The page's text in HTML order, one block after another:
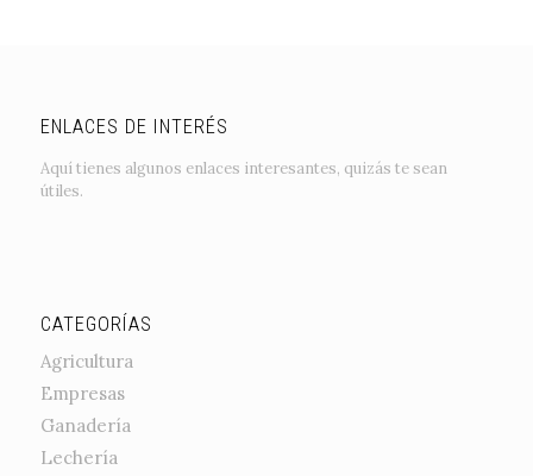
ENLACES DE INTERÉS
Aquí tienes algunos enlaces interesantes, quizás te sean
útiles.
CATEGORÍAS
Agricultura
Empresas
Ganadería
Lechería